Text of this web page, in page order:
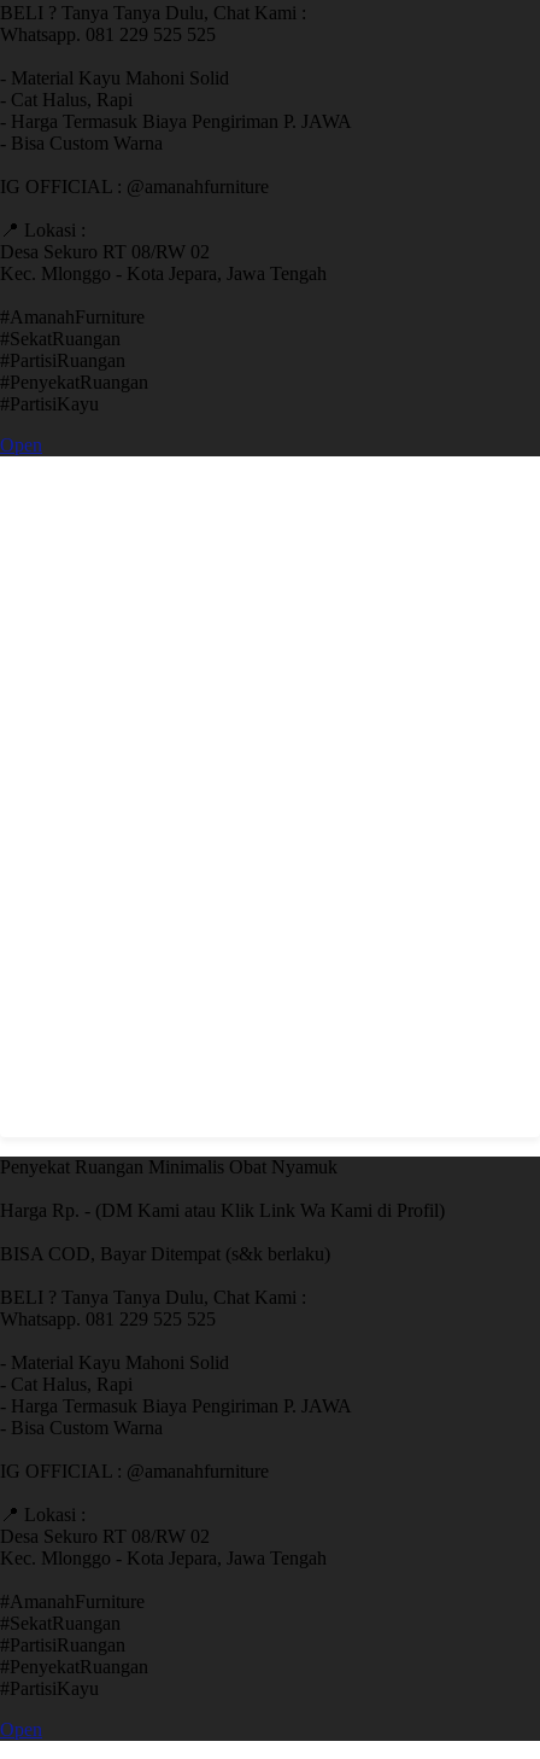
BELI ? Tanya Tanya Dulu, Chat Kami :
Whatsapp. 081 229 525 525
- Material Kayu Mahoni Solid
- Cat Halus, Rapi
- Harga Termasuk Biaya Pengiriman P. JAWA
- Bisa Custom Warna
IG OFFICIAL : @amanahfurniture
📍 Lokasi :
Desa Sekuro RT 08/RW 02
Kec. Mlonggo - Kota Jepara, Jawa Tengah
​#AmanahFurniture
​#SekatRuangan
​#PartisiRuangan
​#PenyekatRuangan
​#PartisiKayu
Open
Penyekat Ruangan Minimalis Obat Nyamuk
Harga Rp. - (DM Kami atau Klik Link Wa Kami di Profil)
BISA COD, Bayar Ditempat (s&k berlaku)
BELI ? Tanya Tanya Dulu, Chat Kami :
Whatsapp. 081 229 525 525
- Material Kayu Mahoni Solid
- Cat Halus, Rapi
- Harga Termasuk Biaya Pengiriman P. JAWA
- Bisa Custom Warna
IG OFFICIAL : @amanahfurniture
📍 Lokasi :
Desa Sekuro RT 08/RW 02
Kec. Mlonggo - Kota Jepara, Jawa Tengah
​#AmanahFurniture
​#SekatRuangan
​#PartisiRuangan
​#PenyekatRuangan
​#PartisiKayu
Open